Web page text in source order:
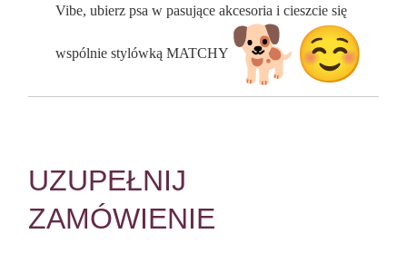
Vibe, ubierz psa w pasujące akcesoria i cieszcie się
wspólnie stylówką MATCHY
UZUPEŁNIJ
ZAMÓWIENIE